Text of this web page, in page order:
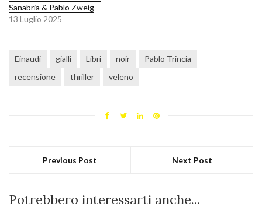
Sanabria & Pablo Zweig
13 Luglio 2025
Einaudi gialli Libri noir
Pablo Trincia
recensione
thriller veleno
Previous Post Next Post
Potrebbero interessarti anche...